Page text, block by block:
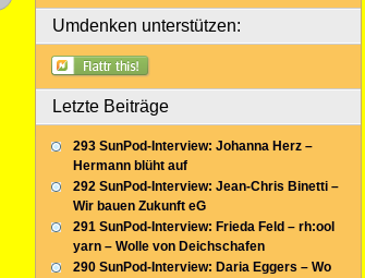
Umdenken unterstützen:
Letzte Beiträge
293 SunPod-Interview: Johanna Herz –
Hermann blüht auf
292 SunPod-Interview: Jean-Chris Binetti –
Wir bauen Zukunft eG
291 SunPod-Interview: Frieda Feld – rh:ool
yarn – Wolle von Deichschafen
290 SunPod-Interview: Daria Eggers – Wo